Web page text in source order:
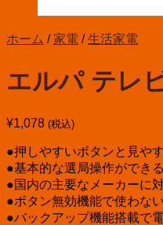
ホーム / 家電 / 生活家電
エルパ テレ
¥1,078 (税込)
●押しやすいボタンと見や
●基本的な選局操作ができる
●国内の主要なメーカーに
●ボタン無効機能で使わな
●バックアップ機能搭載で